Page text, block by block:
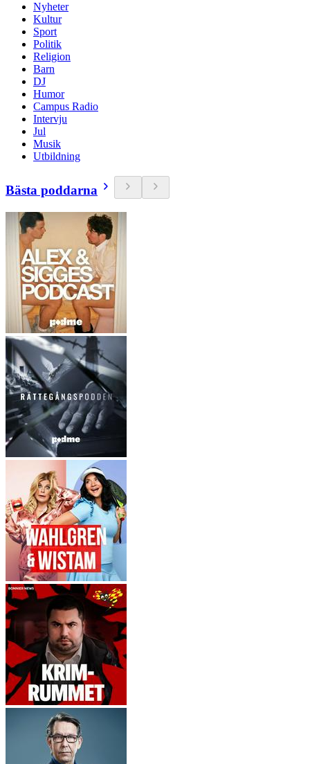
Nyheter
Kultur
Sport
Politik
Religion
Barn
DJ
Humor
Campus Radio
Intervju
Jul
Musik
Utbildning
Bästa poddarna